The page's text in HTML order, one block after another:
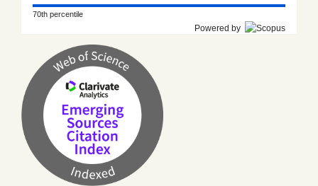
70th percentile
Powered by